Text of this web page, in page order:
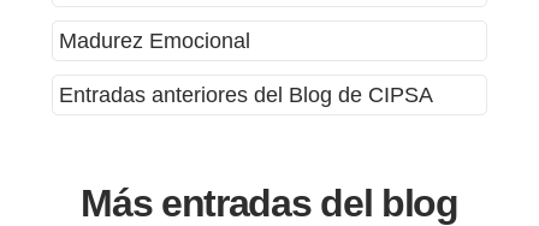
Madurez Emocional
Entradas anteriores del Blog de CIPSA
Más entradas del blog